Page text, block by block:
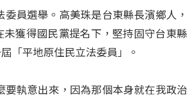
員選舉。高美珠是台東縣長濱鄉人，
獲得國民黨提名下，堅持固守台東縣
「平地原住民立法委員」。
執意出來，因為那個本身就在我政治